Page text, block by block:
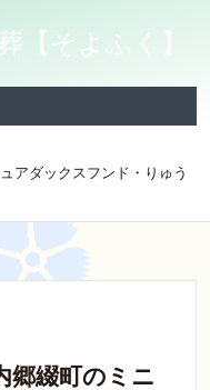
【そよふく】
アダックスフンド・りゅう
郷綴町のミニ